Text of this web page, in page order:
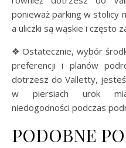
ponieważ parking w stolicy
a uliczki są wąskie i często
❖ Ostatecznie, wybór
preferencji i planów
dotrzesz do Valletty,
w piersiach urok
niedogodności podczas
PODOBNE